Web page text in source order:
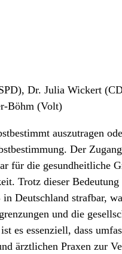
Dr. Julia Wickert
Böhm (Volt)
auszutragen
Der
für die gesundheitliche
Trotz dieser
Deutschland strafbar,
und die
es essenziell, dass
ärztlichen Praxen zur